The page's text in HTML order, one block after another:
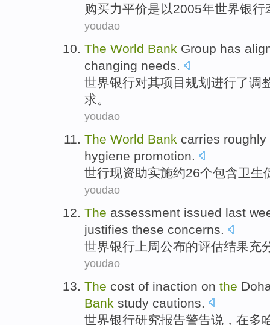
购买力平价是以2005年世界银行
youdao
The World Bank Group has
changing needs.
世界银行对其项目规划 进行了调
求。
youdao
The World Bank carries roughly
hygiene promotion.
世行现资助实施约26个包含卫生
youdao
The assessment issued last
justifies these concerns.
世界银行 上周公布的评估结果充
youdao
The cost of inaction on the
Bank study cautions
世界银行研究报告警告说 ， 在多